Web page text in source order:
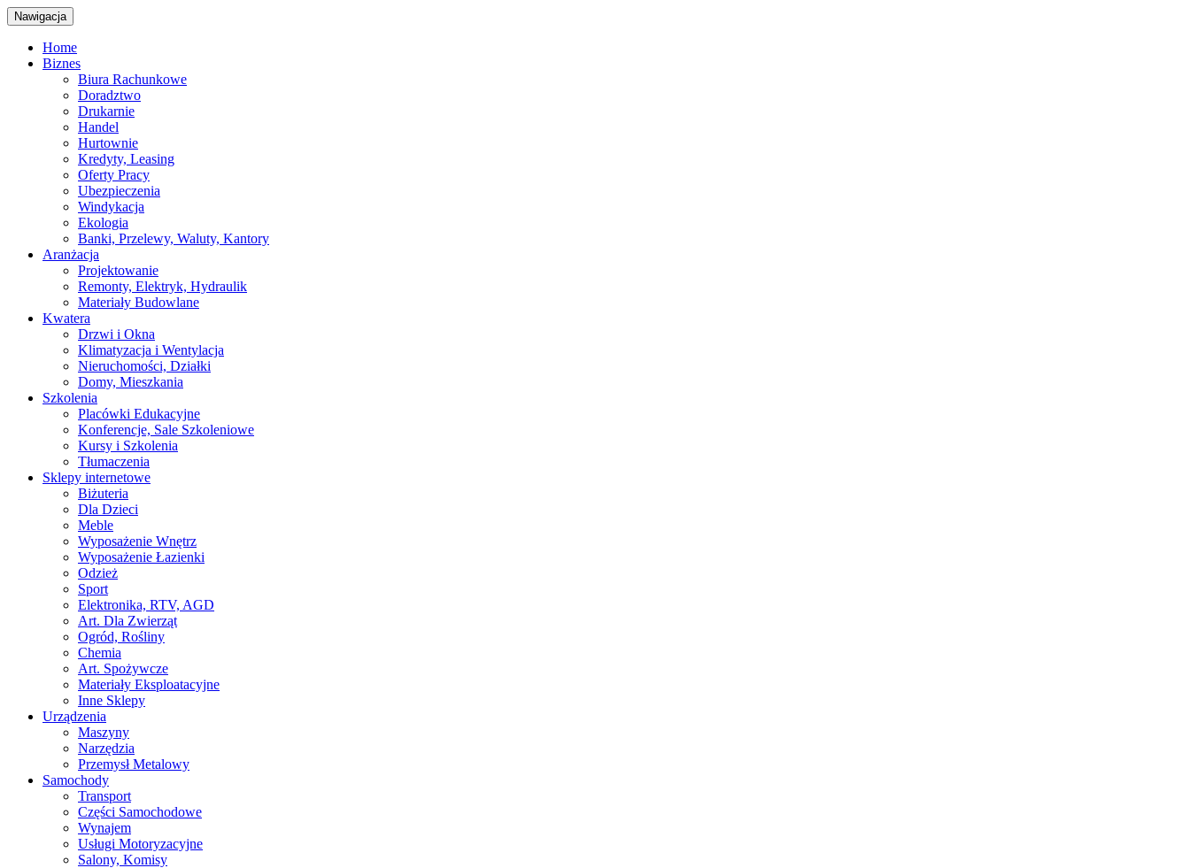
Nawigacja
Home
Biznes
Biura Rachunkowe
Doradztwo
Drukarnie
Handel
Hurtownie
Kredyty, Leasing
Oferty Pracy
Ubezpieczenia
Windykacja
Ekologia
Banki, Przelewy, Waluty, Kantory
Aranżacja
Projektowanie
Remonty, Elektryk, Hydraulik
Materiały Budowlane
Kwatera
Drzwi i Okna
Klimatyzacja i Wentylacja
Nieruchomości, Działki
Domy, Mieszkania
Szkolenia
Placówki Edukacyjne
Konferencje, Sale Szkoleniowe
Kursy i Szkolenia
Tłumaczenia
Sklepy internetowe
Biżuteria
Dla Dzieci
Meble
Wyposażenie Wnętrz
Wyposażenie Łazienki
Odzież
Sport
Elektronika, RTV, AGD
Art. Dla Zwierząt
Ogród, Rośliny
Chemia
Art. Spożywcze
Materiały Eksploatacyjne
Inne Sklepy
Urządzenia
Maszyny
Narzędzia
Przemysł Metalowy
Samochody
Transport
Części Samochodowe
Wynajem
Usługi Motoryzacyjne
Salony, Komisy